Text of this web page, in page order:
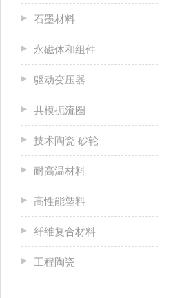
石墨材料
永磁体和组件
驱动变压器
共模扼流圈
技术陶瓷 砂轮
耐高温材料
高性能塑料
纤维复合材料
工程陶瓷